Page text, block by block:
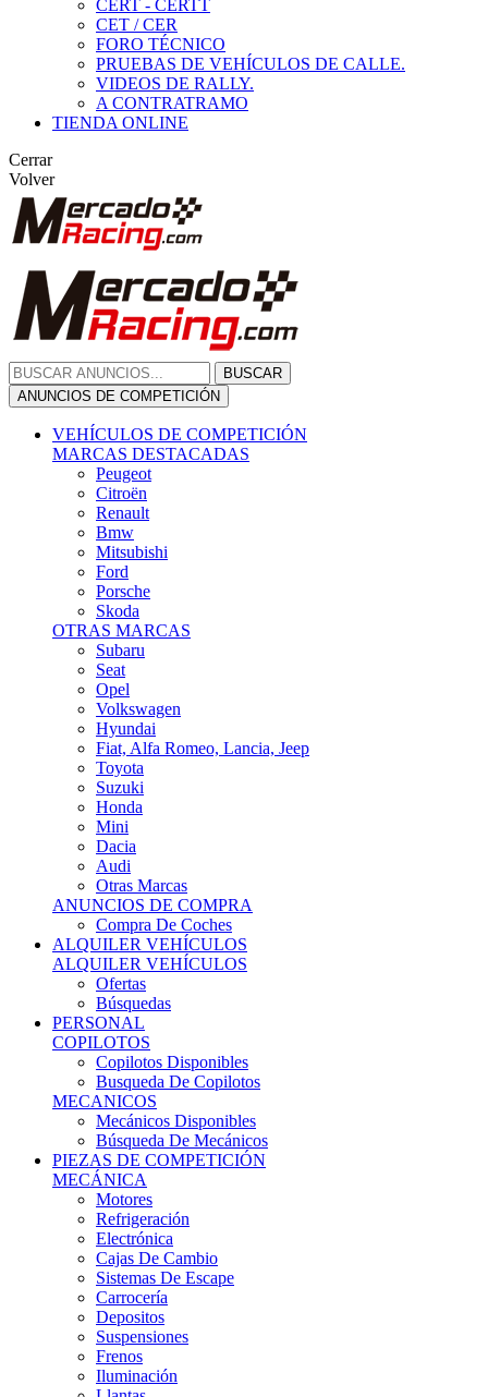
CERT - CERTT
CET / CER
FORO TÉCNICO
PRUEBAS DE VEHÍCULOS DE CALLE.
VIDEOS DE RALLY.
A CONTRATRAMO
TIENDA ONLINE
Cerrar
Volver
BUSCAR
ANUNCIOS DE COMPETICIÓN
VEHÍCULOS DE COMPETICIÓN
MARCAS DESTACADAS
Peugeot
Citroën
Renault
Bmw
Mitsubishi
Ford
Porsche
Skoda
OTRAS MARCAS
Subaru
Seat
Opel
Volkswagen
Hyundai
Fiat, Alfa Romeo, Lancia, Jeep
Toyota
Suzuki
Honda
Mini
Dacia
Audi
Otras Marcas
ANUNCIOS DE COMPRA
Compra De Coches
ALQUILER VEHÍCULOS
ALQUILER VEHÍCULOS
Ofertas
Búsquedas
PERSONAL
COPILOTOS
Copilotos Disponibles
Busqueda De Copilotos
MECANICOS
Mecánicos Disponibles
Búsqueda De Mecánicos
PIEZAS DE COMPETICIÓN
MECÁNICA
Motores
Refrigeración
Electrónica
Cajas De Cambio
Sistemas De Escape
Carrocería
Depositos
Suspensiones
Frenos
Iluminación